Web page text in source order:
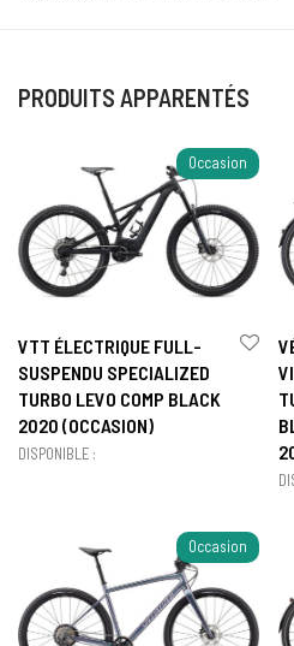
PRODUITS APPARENTÉS
Occasion
VTT ÉLECTRIQUE FULL-
SUSPENDU SPECIALIZED
TURBO LEVO COMP BLACK
2020 (OCCASION)
DISPONIBLE :
Occasion